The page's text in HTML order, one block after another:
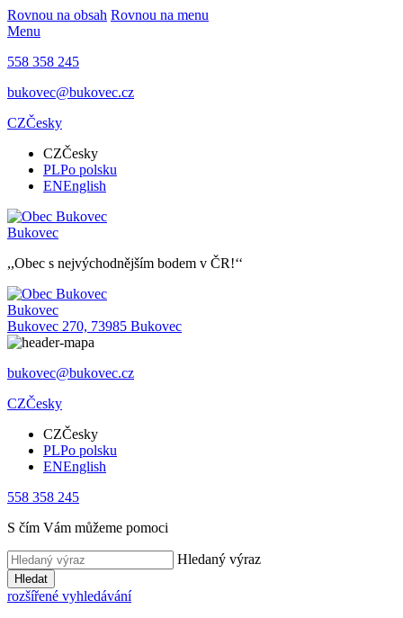
Rovnou na obsah Rovnou na menu
Menu
558 358 245
bukovec@bukovec.cz
CZČesky
CZČesky
PLPo polsku
ENEnglish
Bukovec
,,Obec s nejvýchodnějším bodem v ČR!‘‘
Bukovec
Bukovec 270, 73985 Bukovec
bukovec@bukovec.cz
CZČesky
CZČesky
PLPo polsku
ENEnglish
558 358 245
S čím Vám můžeme pomoci
Hledaný výraz
Hledat
rozšířené vyhledávání